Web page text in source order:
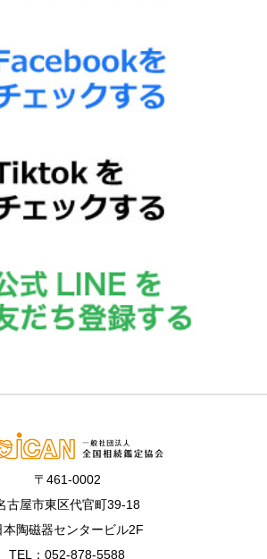
〒461-0002
古屋市東区代官町39-18
本陶磁器センタービル2F
TEL：052-878-5588